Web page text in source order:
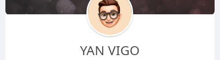
YAN VIGO